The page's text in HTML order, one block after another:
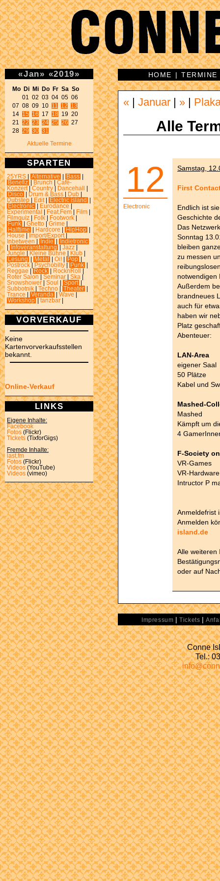
«Jan» «2019»
Mo Di Mi Do Fr Sa So
01 02 03 04 05 06
07 08 09 10 11 12
13
14 15 16 17 18 19 20
21 22 23 24 25 26 27
28 29 30 31
Aktuelle Termine
SPARTEN
25YRS Alternative Bass
Benefiz
Brunch
Café-
Konzert
Country Dancehall
Disco
Drum & Bass Dub
Dubstep
Edit Electric island
Electronic
Eurodance
Experimental
Feat.Fem Film
Filmquiz
Folk Footwork
Funk
Ghetto Grime
Halftime
Hardcore HipHop
House
Import/Export
Inbetween
Indie
Indietronic
Infoveranstaltung Jazz
Jungle
Kleine Bühne Klub
Lesung
Metal Oi! Pop
Postrock
Psychobilly Punk
Reggae
Rock RocknRoll
Roter Salon
Seminar Ska
Snowshower
Soul Sport
Subbotnik
Techno Theater
Trance
Veranda Wave
Workshop
tanzbar
VORVERKAUF
Keine
Kartenvorverkaufsstellen
bekannt.
Online-Verkauf
LINKS
Eigene Inhalte:
Facebook
Fotos (Flickr)
Tickets (TixforGigs)
Fremde Inhalte:
last.fm
Fotos (Flickr)
Videos (YouTube)
Videos (vimeo)
HOME |TERMINE
« Januar »
Alle
12
Electronic
Samstag,
First
Endlich ist
Geschichte
Das
Sonntag
bleiben
zu messen
notwendigen
Außerdem
brandneues
auch für
haben wir
Platz
Abenteuer:
LAN-Area
eigener Saal
50 Plätze
Kabel und
Mashed-
Mashed
Kämpft um
4
F-Society
VR-Games
VR-
Intructor P
Anmeldefrist
Anmelden
island.de
Alle weiteren
oder auf
Impressum |Tickets |
Conne
Tel.: